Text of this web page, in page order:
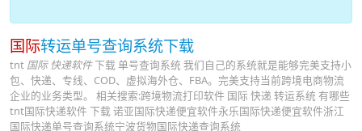
国际转运单号查询系统下载
tnt 国际 快递软件下载 单号查询系统 我们自己的系统就是能够完美支持小
包、快递、专线、COD、虚拟海外仓、FBA。完美支持当前跨境电商物流
企业的业务类型。 相关搜索:跨境物流打印软件 国际 快递 转运系统 有哪些
tnt国际快递软件 下载 诺亚国际快递便宜软件永乐国际快递便宜软件浙江
国际快递单号查询系统宁波货物国际快递查询系统